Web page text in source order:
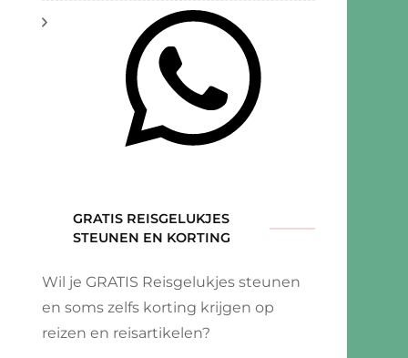
GRATIS REISGELUKJES
STEUNEN EN KORTING
Wil je GRATIS Reisgelukjes steunen
en soms zelfs korting krijgen op
reizen en reisartikelen?